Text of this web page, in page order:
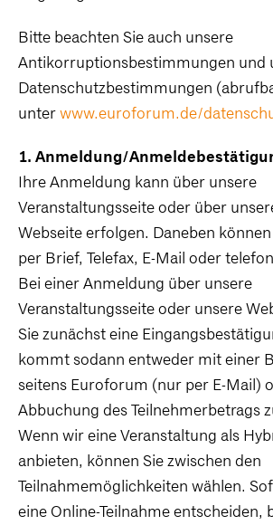
Bitte beachten Sie auch unsere
Antikorruptionsbestimmungen und
Datenschutzbestimmungen
unterwww.euroforum.de/
1. Anmeldung/
Ihre Anmeldung kann über unsere
Veranstaltungsseite oder über
Webseite erfolgen. Daneben
per Brief, Telefax, E-Mail oder
Bei einer Anmeldung über unsere
Veranstaltungsseite oder unsere
Sie zunächst eine
kommt sodann entweder mit einer
seitens Euroforum (nur per E-Mail)
Abbuchung des Teilnehmerbetrags
Wenn wir eine Veranstaltung als
anbieten, können Sie zwischen den
Teilnahmemöglichkeiten wählen.
eine Online-Teilnahme entscheiden,